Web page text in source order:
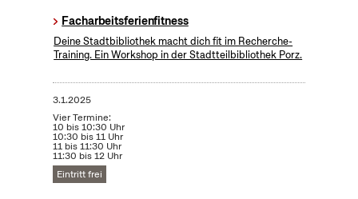
Facharbeitsferienfitness
Deine Stadtbibliothek macht dich fit im Recherche-
Training. Ein Workshop in der Stadtteilbibliothek Porz.
3.1.2025
Vier Termine:
10 bis 10:30 Uhr
10:30 bis 11 Uhr
11 bis 11:30 Uhr
11:30 bis 12 Uhr
Eintritt frei